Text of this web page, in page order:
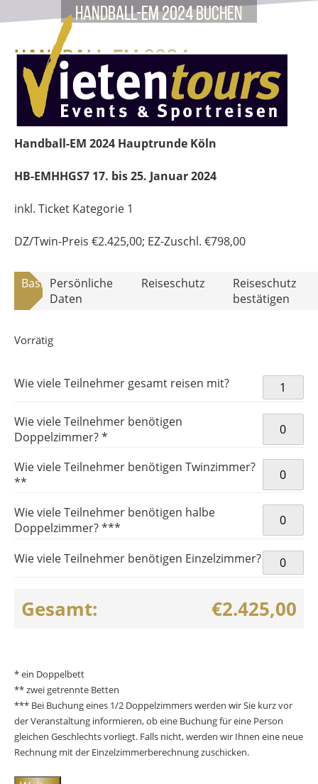
Handball-EM 2024 buchen
Handball-EM 2024
Hauptrunde HB-EMHHGS7
Handball-EM 2024 Hauptrunde Köln
HB-EMHHGS7 17. bis 25. Januar 2024
inkl. Ticket Kategorie 1
DZ/Twin-Preis €2.425,00; EZ-Zuschl. €798,00
BasisdatenPersönliche
Daten
Reiseschutz
Reiseschutz
bestätigen
Vorrätig
Wie viele Teilnehmer gesamt reisen mit?
Handball-
EM 2024
HB-
EMHHGS7
Menge
Wie viele Teilnehmer benötigen
Doppelzimmer? *
Wie viele Teilnehmer benötigen Twinzimmer?
**
Wie viele Teilnehmer benötigen halbe
Doppelzimmer? ***
Wie viele Teilnehmer benötigen Einzelzimmer?
Gesamt: €2.425,00
* ein Doppelbett
** zwei getrennte Betten
*** Bei Buchung eines 1/2 Doppelzimmers werden wir Sie kurz vor
der Veranstaltung informieren, ob eine Buchung für eine Person
gleichen Geschlechts vorliegt. Falls nicht, werden wir Ihnen eine neue
Rechnung mit der Einzelzimmerberechnung zuschicken.